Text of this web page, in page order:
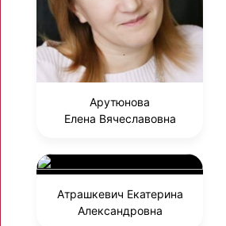
Арутюнова
Елена Вячеславовна
Атрашкевич Екатерина
Александровна